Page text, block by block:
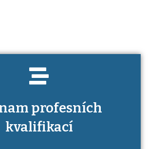
profesních
kvalifikací